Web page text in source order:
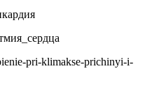
pri-klimakse-prichinyi-i-